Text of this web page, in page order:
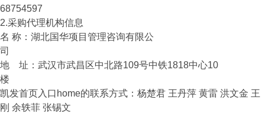
68754597
2.采购代理机构信息
名 称：湖北国华项目管理咨询有限公
司
地 址：武汉市武昌区中北路109号中铁1818中心10
楼
凯发首页入口home的联系方式：杨楚君 王丹萍 黄雷 洪文金 王
刚 余轶菲 张锡文